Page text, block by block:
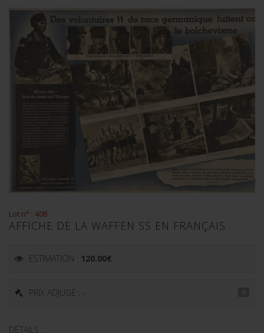
Lot n° : 408
AFFICHE DE LA WAFFEN SS EN FRANÇAIS
ESTIMATION : 120.00€
PRIX ADJUGÉ : -
DÉTAILS :